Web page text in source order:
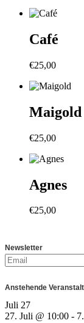
Café
€25,00
Maigold
€25,00
Agnes
€25,00
Newsletter
Anstehende
Juli 27
27. Juli @ 10:00 -